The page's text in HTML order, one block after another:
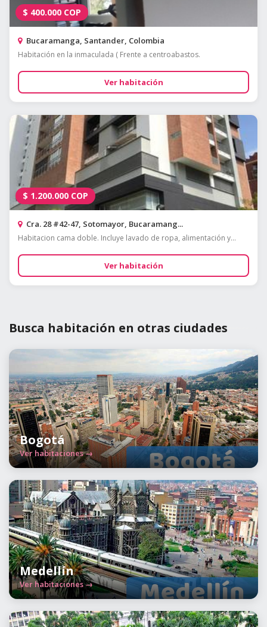
$ 400.000 COP
Bucaramanga, Santander, Colombia
Habitación en la inmaculada ( Frente a centroabastos.
Ver habitación
$ 1.200.000 COP
Cra. 28 #42-47, Sotomayor, Bucaramang...
Habitacion cama doble. Incluye lavado de ropa, alimentación y...
Ver habitación
Busca habitación en otras ciudades
Bogotá
Ver habitaciones →
Medellín
Ver habitaciones →